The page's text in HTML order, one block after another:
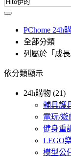
PChome 24h
全部分類
列屬於「成長
依分類顯示
24h購物 (21)
輔具護
電玩/遊
健身重訓
LEGO
模型公